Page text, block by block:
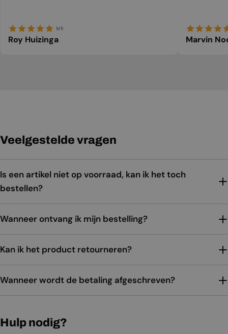
5/5
Roy Huizinga Marvin
Veelgestelde vragen
Is een artikel niet op voorraad, kan ik het toch
bestellen?
Wanneer ontvang ik mijn bestelling?
Kan ik het product retourneren?
Wanneer wordt de betaling afgeschreven?
Hulp nodig?